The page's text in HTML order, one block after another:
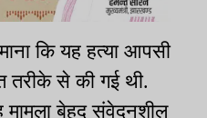
कि यह हत्या आपसी
तरीके से की गई थी.
मामला बेहद संवेदनशील